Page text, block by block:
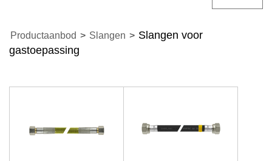
Productaanbod > Slangen > Slangen voor
gastoepassing